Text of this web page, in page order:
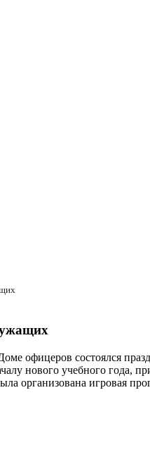
офицеров состоялся
нового учебного года,
игровая